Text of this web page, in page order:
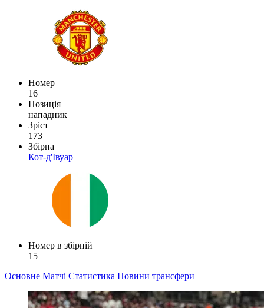
Номер
16
Позиція
нападник
Зріст
173
Збірна
Кот-д'Івуар
Номер в збірній
15
Основне Матчі Статистика Новини трансфери